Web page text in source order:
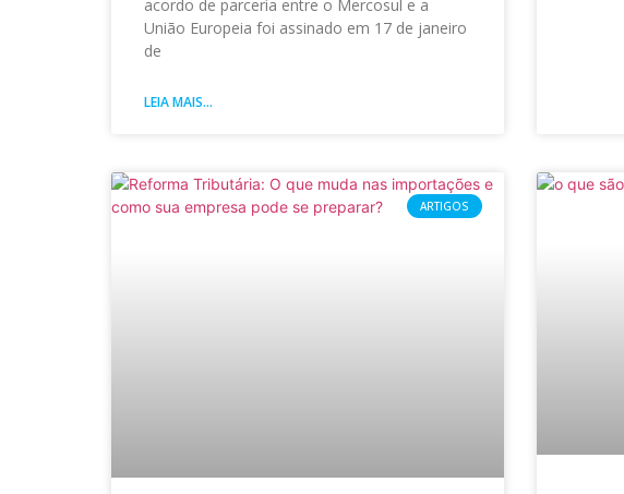
acordo de parceria entre o Mercosul e a
União Europeia foi assinado em 17 de janeiro
de
LEIA MAIS...
ARTIGOS